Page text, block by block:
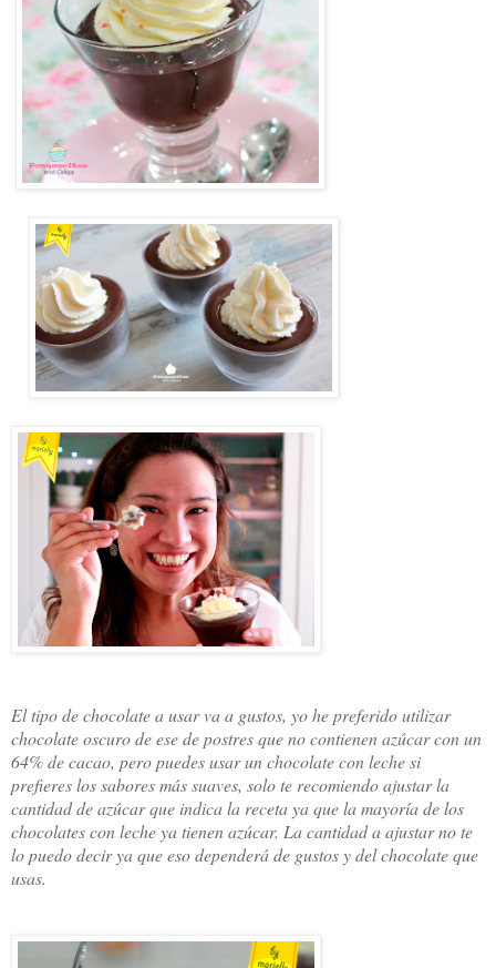
El tipo de chocolate a usar va a gustos, yo he preferido utilizar
chocolate oscuro de ese de postres que no contienen azúcar con un
64% de cacao, pero puedes usar un chocolate con leche si
prefieres los sabores más suaves, solo te recomiendo ajustar la
cantidad de azúcar que indica la receta ya que la mayoría de los
chocolates con leche ya tienen azúcar. La cantidad a ajustar no te
lo puedo decir ya que eso dependerá de gustos y del chocolate que
usas.